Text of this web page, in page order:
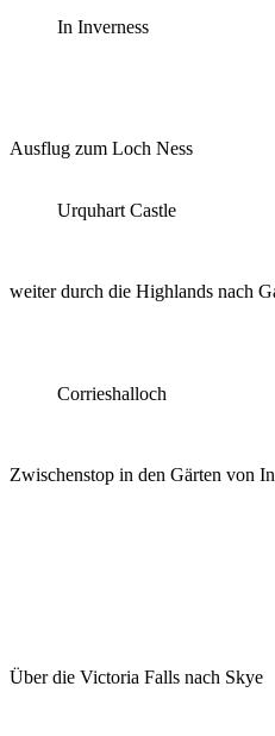
In Inverness
Ausflug zum Loch Ness
Urquhart Castle
weiter durch die Highlands nach
Corrieshalloch
Zwischenstop in den Gärten von
Über die Victoria Falls nach Skye